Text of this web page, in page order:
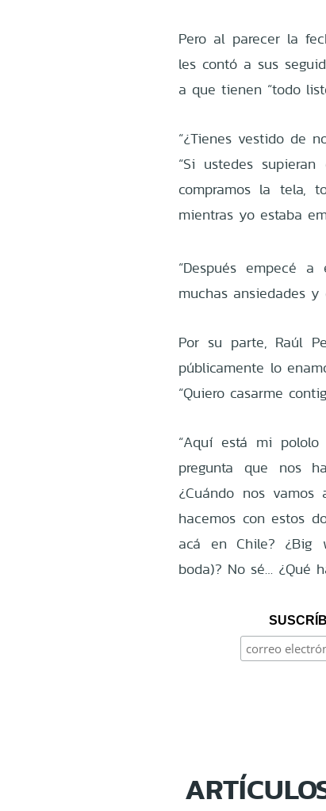
Pero al parecer la
les contó a sus
a que tienen “todo
“¿Tienes vestido de
“Si ustedes
compramos la tela,
mientras yo estaba
“Después empecé
muchas ansiedades
Por su parte, Raúl
públicamente lo
“Quiero casarme
“Aquí está mi
pregunta que nos
¿Cuándo nos vamos
hacemos con estos
acá en Chile? ¿Big
boda)? No sé… ¿Qué